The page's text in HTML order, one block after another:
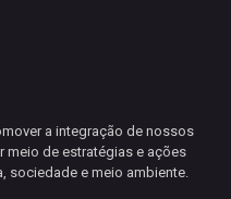
a integração de nossos
meio de estratégias e ações
sociedade e meio ambiente.